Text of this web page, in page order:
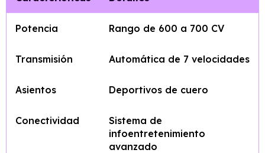
Potencia Rango de 600 a 700 CV
Transmisión Automática de 7 velocidades
Asientos Deportivos de cuero
Conectividad
Sistema de
infoentretenimiento
avanzado